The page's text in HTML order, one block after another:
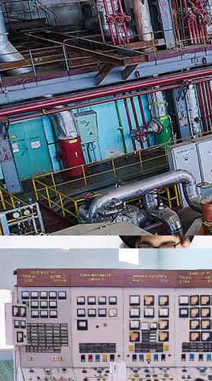
ТЭЦ» Анатолий Шестаков